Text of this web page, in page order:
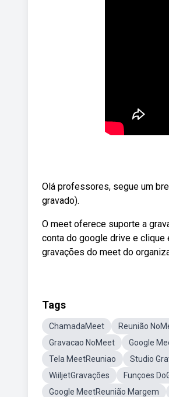
Olá professores, segue um
gravado).
O meet oferece suporte a
conta do google drive e clique
gravações do meet do
Tags
ChamadaMeet Reunião
Gravacao NoMeet
Google
Tela MeetReuniao
Studio
WiiljetGravações
Funçoes
Google MeetReunião Margem